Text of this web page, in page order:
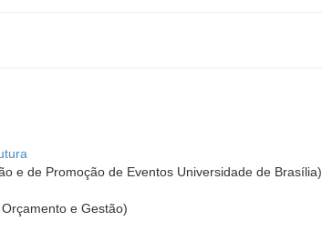
e de Promoção de Eventos Universidade de Brasília)
e Gestão)